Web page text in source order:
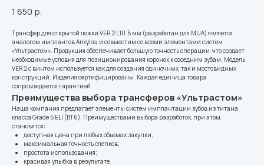
1 650 р.
Трансфер для открытой ложки VER.2 L10.5 мм (разработан для MUA) является
аналогом имплантов Ankylos, и совместим со всеми элементами систем
«Ультрастом». Продукция обеспечивает большую точность операции, что создает
необходимые условия для позиционирования коронок к соседним зубам. Модель
VER.2 с винтом используется как для создания одиночных, так и мостовидных
конструкций. Изделия сертифицированы. Каждая единица товара
сопровождается гарантией.
Преимущества выбора трансферов «Ультрастом»
Наша компания предлагает элементы систем имплантации зубов из титана
класса Grade 5 ELI (ВТ6). Преимуществами выбора разработок, при этом,
становятся:
доступная цена при любых объемах закупки;
максимальная точность слепков;
простота использования;
красивая улыбка в результате.